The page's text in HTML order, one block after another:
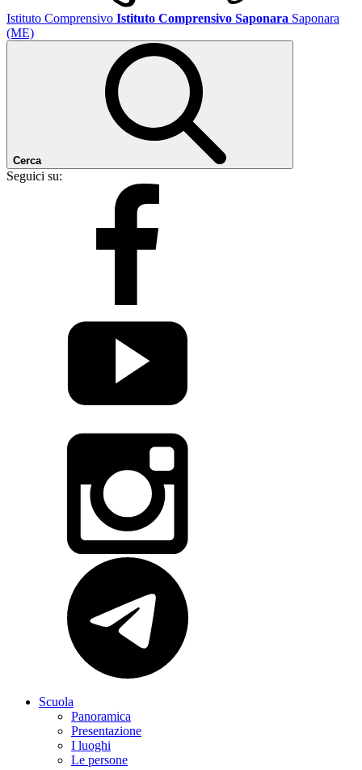
Istituto Comprensivo Istituto Comprensivo Saponara Saponara
(ME)
Cerca
Seguici su:
Scuola
Panoramica
Presentazione
I luoghi
Le persone